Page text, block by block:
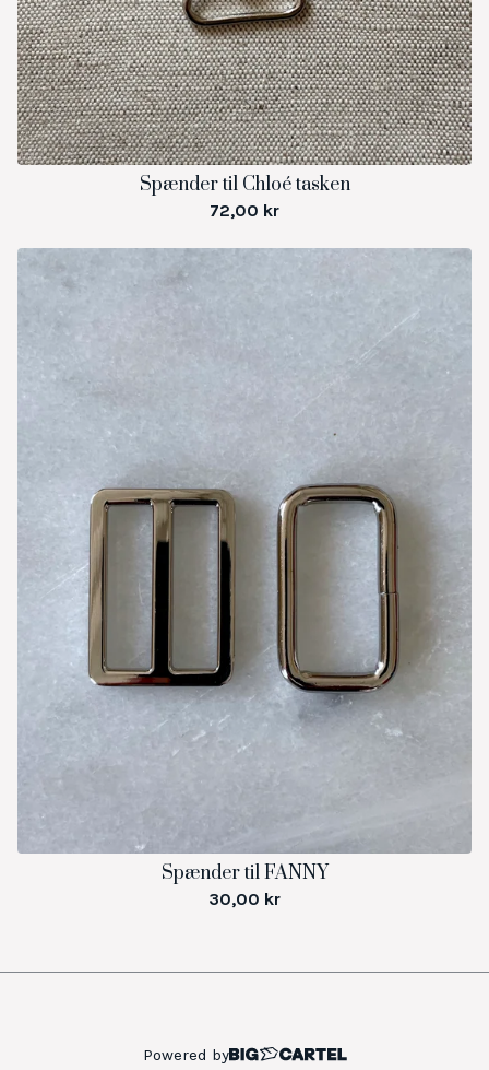
Spænder til Chloé tasken
72,00 kr
Spænder til FANNY
30,00 kr
Powered by